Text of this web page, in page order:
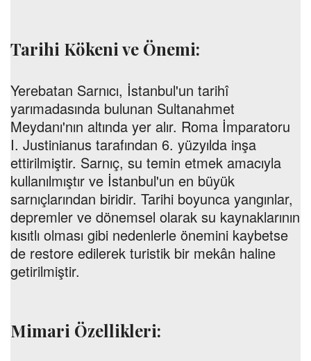
Tarihi Kökeni ve Önemi:
Yerebatan Sarnıcı, İstanbul'un tarihî
yarımadasında bulunan Sultanahmet
Meydanı'nın altında yer alır. Roma İmparatoru
I. Justinianus tarafından 6. yüzyılda inşa
ettirilmiştir. Sarnıç, su temin etmek amacıyla
kullanılmıştır ve İstanbul'un en büyük
sarnıçlarından biridir. Tarihi boyunca yangınlar,
depremler ve dönemsel olarak su kaynaklarının
kısıtlı olması gibi nedenlerle önemini kaybetse
de restore edilerek turistik bir mekân haline
getirilmiştir.
Mimari Özellikleri: